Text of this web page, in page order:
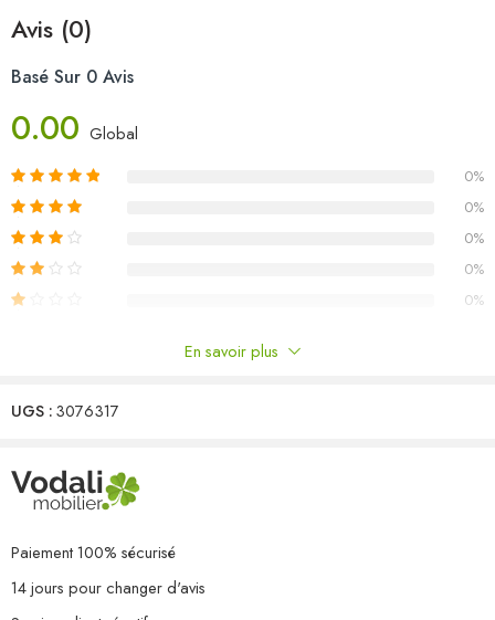
avec une housse imperméable.
Couleur : marron miel
Matériau : bois de pin massif, tissu (100 % polyester)
Dimensions de la table : 70 x 70 x 30 cm (l x P x H)
Dimensions du coussin de siège : 70 x 70 x 8 cm (L x l x é)
Dimensions du coussin de dossier : 70 x 40 x 8 cm (L x l x é)
L’assemblage est requis
Capacité de charge maximale (par siège) : 110 kg
4 x coussin de dossier
Avis (0)
Basé Sur 0 Avis
0.00 Global
0%
0%
0%
0%
0%
Il n'y a pas encore de critiques.
En savoir plus
UGS :3076317
Paiement 100% sécurisé
14 jours pour changer d'avis